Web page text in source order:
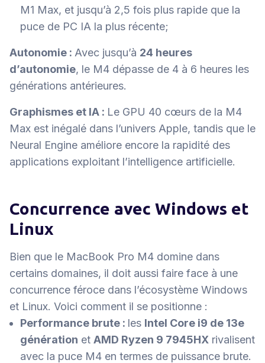
M1 Max, et jusqu’à 2,5 fois plus rapide que la
puce de PC IA la plus récente;
Autonomie : Avec jusqu’à 24 heures
d’autonomie, le M4 dépasse de 4 à 6 heures les
générations antérieures.
Graphismes et IA : Le GPU 40 cœurs de la M4
Max est inégalé dans l’univers Apple, tandis que le
Neural Engine améliore encore la rapidité des
applications exploitant l’intelligence artificielle.
Concurrence avec Windows et
Linux
Bien que le MacBook Pro M4 domine dans
certains domaines, il doit aussi faire face à une
concurrence féroce dans l’écosystème Windows
et Linux. Voici comment il se positionne :
Performance brute : les Intel Core i9 de 13e
génération et AMD Ryzen 9 7945HX rivalisent
avec la puce M4 en termes de puissance brute.